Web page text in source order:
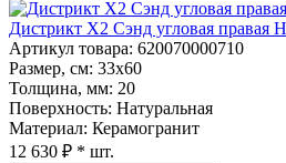
Дистрикт Х2 Сэнд угловая правая
Артикул товара: 620070000710
Размер, см: 33x60
Толщина, мм: 20
Поверхность: Натуральная
Материал: Керамогранит
12 630 ₽ * шт.